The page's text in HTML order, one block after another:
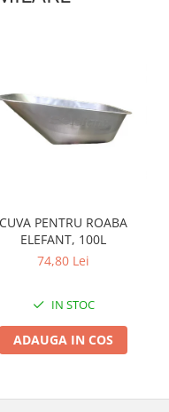
CUVA PENTRU ROABA
ELEFANT, 100L
74,80 Lei
IN STOC
ADAUGA IN COS